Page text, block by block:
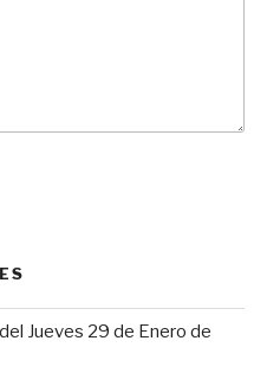
Jueves 29 de Enero de